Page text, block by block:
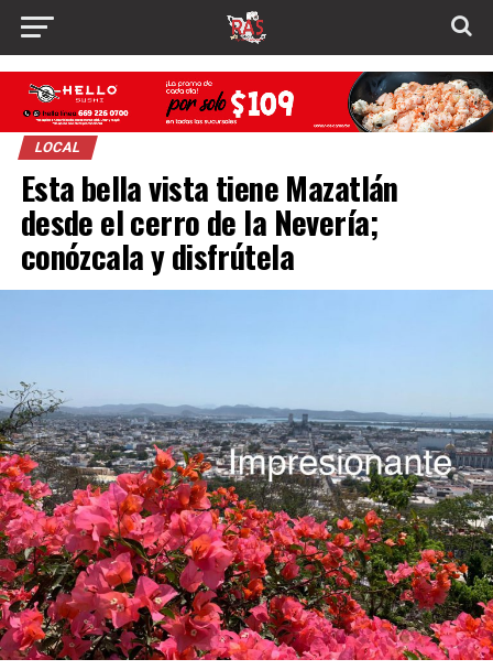
LOCAL
Esta bella vista tiene Mazatlán
desde el cerro de la Nevería;
conózcala y disfrútela